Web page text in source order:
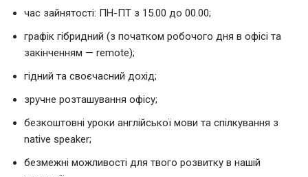
час зайнятості: ПН-ПТ з 15.00 до 00.00;
графік гібридний (з початком робочого дня в офісі та
закінченням — remote);
гідний та своєчасний дохід;
зручне розташування офісу;
безкоштовні уроки англійської мови та спілкування з
native speaker;
безмежні можливості для твого розвитку в нашій